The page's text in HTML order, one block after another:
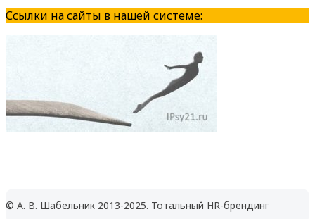
Ссылки на сайты в нашей системе:
© А. В. Шабельник 2013-2025. Тотальный HR-брендинг